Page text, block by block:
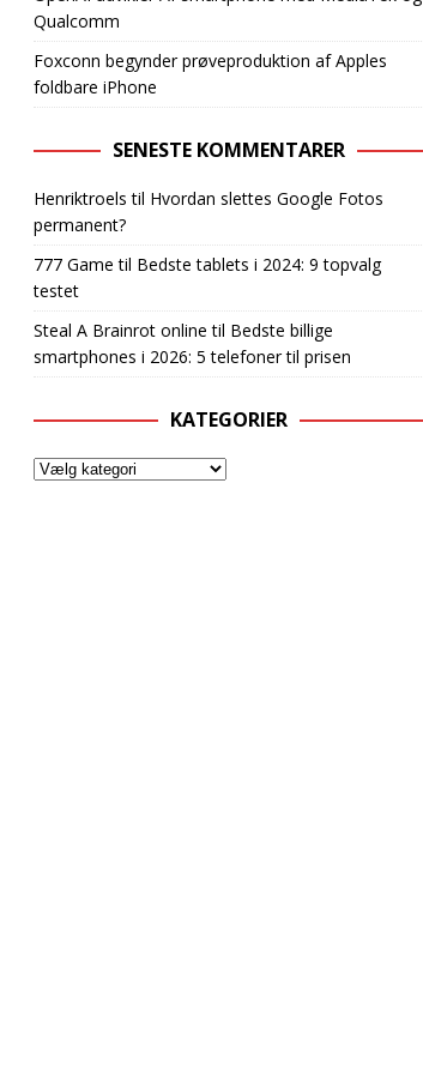
Qualcomm
Foxconn begynder prøveproduktion af Apples
foldbare iPhone
SENESTE KOMMENTARER
Henriktroels til Hvordan slettes Google Fotos
permanent?
777 Game til Bedste tablets i 2024: 9 topvalg
testet
Steal A Brainrot online til Bedste billige
smartphones i 2026: 5 telefoner til prisen
KATEGORIER